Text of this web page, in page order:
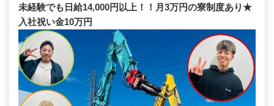
未経験でも日給14,000円以上！！月3万円の寮制度あり★
入社祝い金10万円